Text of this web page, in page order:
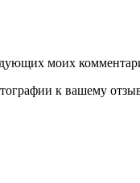
моих
к вашему